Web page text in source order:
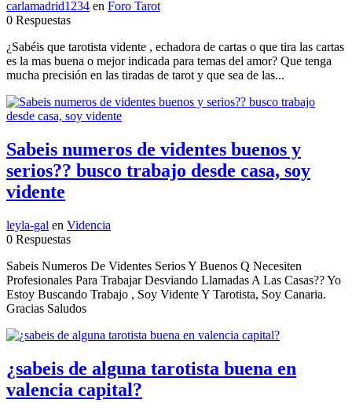
carlamadrid1234 en Foro Tarot
0 Respuestas
¿Sabéis que tarotista vidente , echadora de cartas o que tira las cartas
es la mas buena o mejor indicada para temas del amor? Que tenga
mucha precisión en las tiradas de tarot y que sea de las...
Sabeis numeros de videntes buenos y
serios?? busco trabajo desde casa, soy
vidente
leyla-gal en Videncia
0 Respuestas
Sabeis Numeros De Videntes Serios Y Buenos Q Necesiten
Profesionales Para Trabajar Desviando Llamadas A Las Casas?? Yo
Estoy Buscando Trabajo , Soy Vidente Y Tarotista, Soy Canaria.
Gracias Saludos
¿sabeis de alguna tarotista buena en
valencia capital?